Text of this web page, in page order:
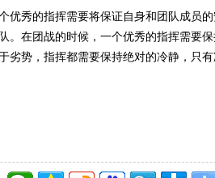
秀的指挥需要将保证自身和团队成员的
。在团战的时候，一个优秀的指挥需要
劣势，指挥都需要保持绝对的冷静，只